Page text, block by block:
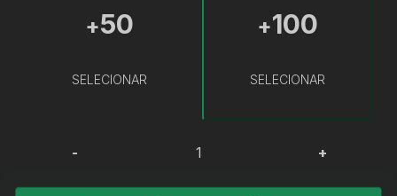
+50
SELECIONAR
+100
SELECIONAR
- +